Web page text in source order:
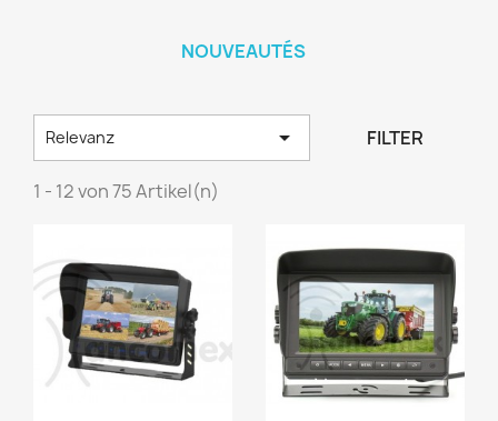
NOUVEAUTÉS
Relevanz  FILTER
1 - 12 von 75 Artikel(n)